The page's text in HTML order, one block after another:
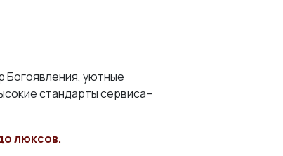
Богоявления, уютные
стандарты сервиса–
люксов.